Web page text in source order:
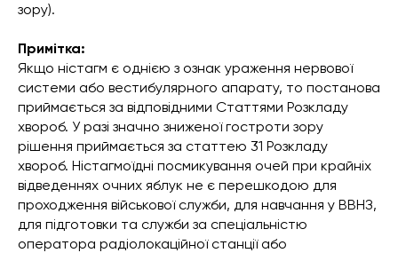
зору).
Примітка:
Якщо ністагм є однією з ознак ураження нервової
системи або вестибулярного апарату, то постанова
приймається за відповідними Статтями Розкладу
хвороб. У разі значно зниженої гостроти зору
рішення приймається за статтею 31 Розкладу
хвороб. Ністагмоїдні посмикування очей при крайніх
відведеннях очних яблук не є перешкодою для
проходження військової служби, для навчання у ВВНЗ,
для підготовки та служби за спеціальністю
оператора радіолокаційної станції або